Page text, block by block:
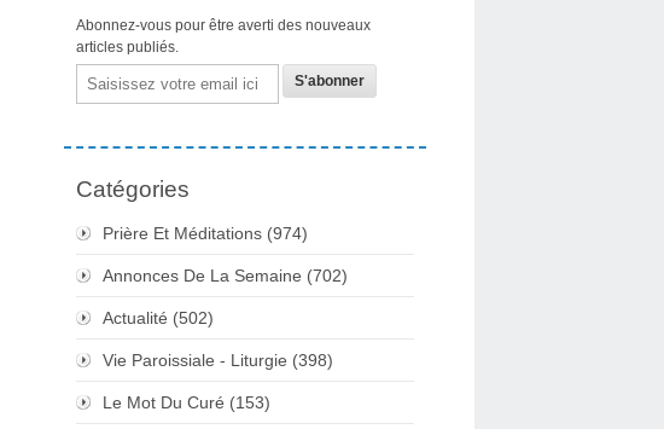
Abonnez-vous pour être averti des nouveaux
articles publiés.
Email
Catégories
Prière Et Méditations (974)
Annonces De La Semaine (702)
Actualité (502)
Vie Paroissiale - Liturgie (398)
Le Mot Du Curé (153)